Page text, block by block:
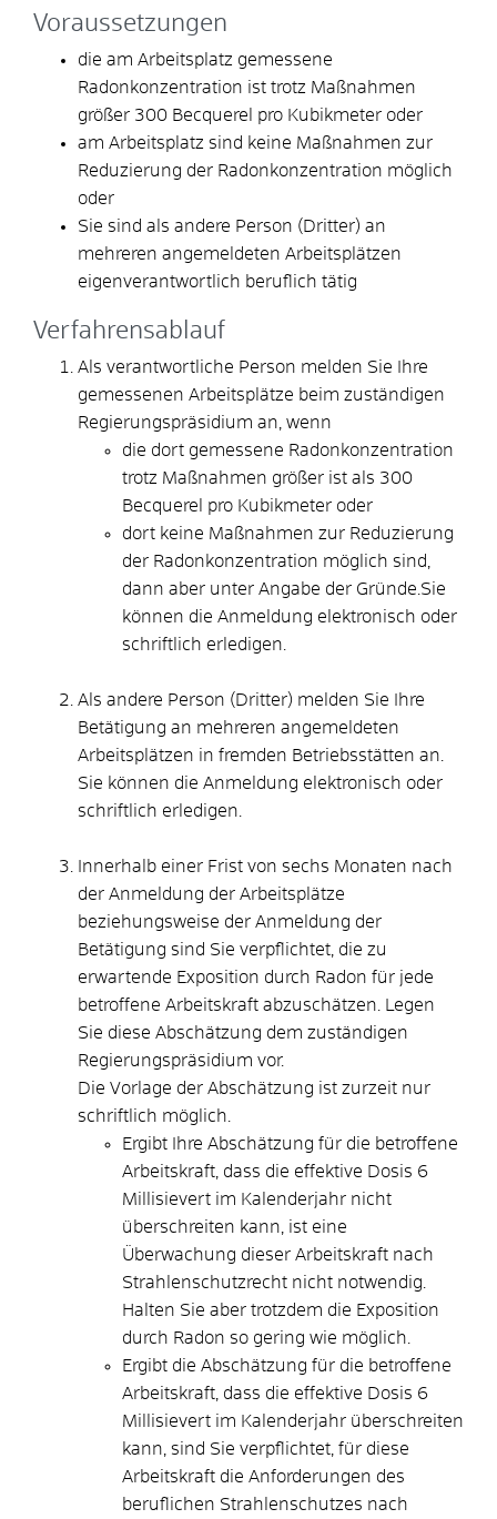
Voraussetzungen
die am Arbeitsplatz gemessene
Radonkonzentration ist trotz Maßnahmen
größer 300 Becquerel pro Kubikmeter oder
am Arbeitsplatz sind keine Maßnahmen zur
Reduzierung der Radonkonzentration möglich
oder
Sie sind als andere Person (Dritter) an
mehreren angemeldeten Arbeitsplätzen
eigenverantwortlich beruflich tätig
Verfahrensablauf
Als verantwortliche Person melden Sie Ihre
gemessenen Arbeitsplätze beim zuständigen
Regierungspräsidium an, wenn
die dort gemessene Radonkonzentration
trotz Maßnahmen größer ist als 300
Becquerel pro Kubikmeter oder
dort keine Maßnahmen zur Reduzierung
der Radonkonzentration möglich sind,
dann aber unter Angabe der Gründe.Sie
können die Anmeldung elektronisch oder
schriftlich erledigen.
Als andere Person (Dritter) melden Sie Ihre
Betätigung an mehreren angemeldeten
Arbeitsplätzen in fremden Betriebsstätten an.
Sie können die Anmeldung elektronisch oder
schriftlich erledigen.
Innerhalb einer Frist von sechs Monaten nach
der Anmeldung der Arbeitsplätze
beziehungsweise der Anmeldung der
Betätigung sind Sie verpflichtet, die zu
erwartende Exposition durch Radon für jede
betroffene Arbeitskraft abzuschätzen. Legen
Sie diese Abschätzung dem zuständigen
Regierungspräsidium vor.
Die Vorlage der Abschätzung ist zurzeit nur
schriftlich möglich.
Ergibt Ihre Abschätzung für die betroffene
Arbeitskraft, dass die effektive Dosis 6
Millisievert im Kalenderjahr nicht
überschreiten kann, ist eine
Überwachung dieser Arbeitskraft nach
Strahlenschutzrecht nicht notwendig.
Halten Sie aber trotzdem die Exposition
durch Radon so gering wie möglich.
Ergibt die Abschätzung für die betroffene
Arbeitskraft, dass die effektive Dosis 6
Millisievert im Kalenderjahr überschreiten
kann, sind Sie verpflichtet, für diese
Arbeitskraft die Anforderungen des
beruflichen Strahlenschutzes nach